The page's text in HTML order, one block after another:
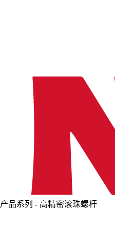
品系列 - 高精密滚珠螺杆